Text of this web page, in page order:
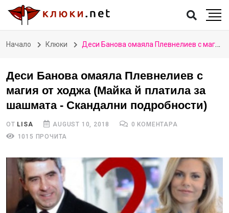
Начало Клюки Деси Банова омаяла Плевнелиев с магия от ходжа (Майка й платила за шашмата - Скандални подробности)
Деси Банова омаяла Плевнелиев с
магия от ходжа (Майка й платила за
шашмата - Скандални подробности)
ОТ LISA AUGUST 10, 2018
0 КОМЕНТАРА
1015 ПРОЧИТА